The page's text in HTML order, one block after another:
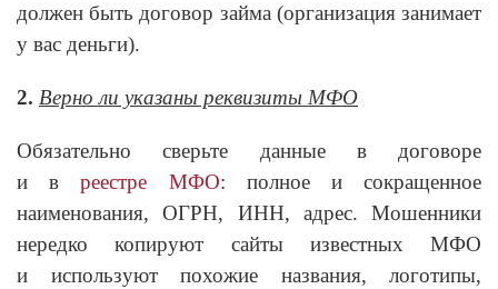
должен быть договор займа (организация занимает
у вас деньги).
2. Верно ли указаны реквизиты МФО
Обязательно сверьте данные в договоре
и вреестре МФО: полное и сокращенное
наименования, ОГРН, ИНН, адрес. Мошенники
нередко копируют сайты известных МФО
и используют похожие названия, логотипы,